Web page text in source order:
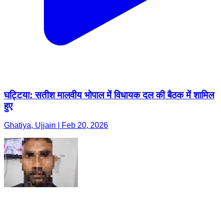
घट्टिया: सतीश मालवीय भोपाल में विधायक दल की बैठक में शामिल
हुए
Ghatiya, Ujjain | Feb 20, 2026